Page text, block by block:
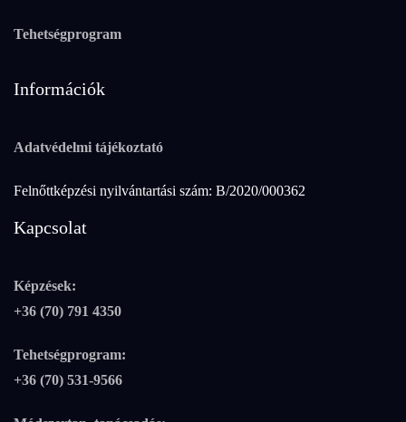
Tehetségprogram
Információk
Adatvédelmi tájékoztató
Felnőttképzési nyilvántartási szám: B/2020/000362
Kapcsolat
Képzések:
+36 (70) 791 4350
Tehetségprogram:
+36 (70) 531-9566